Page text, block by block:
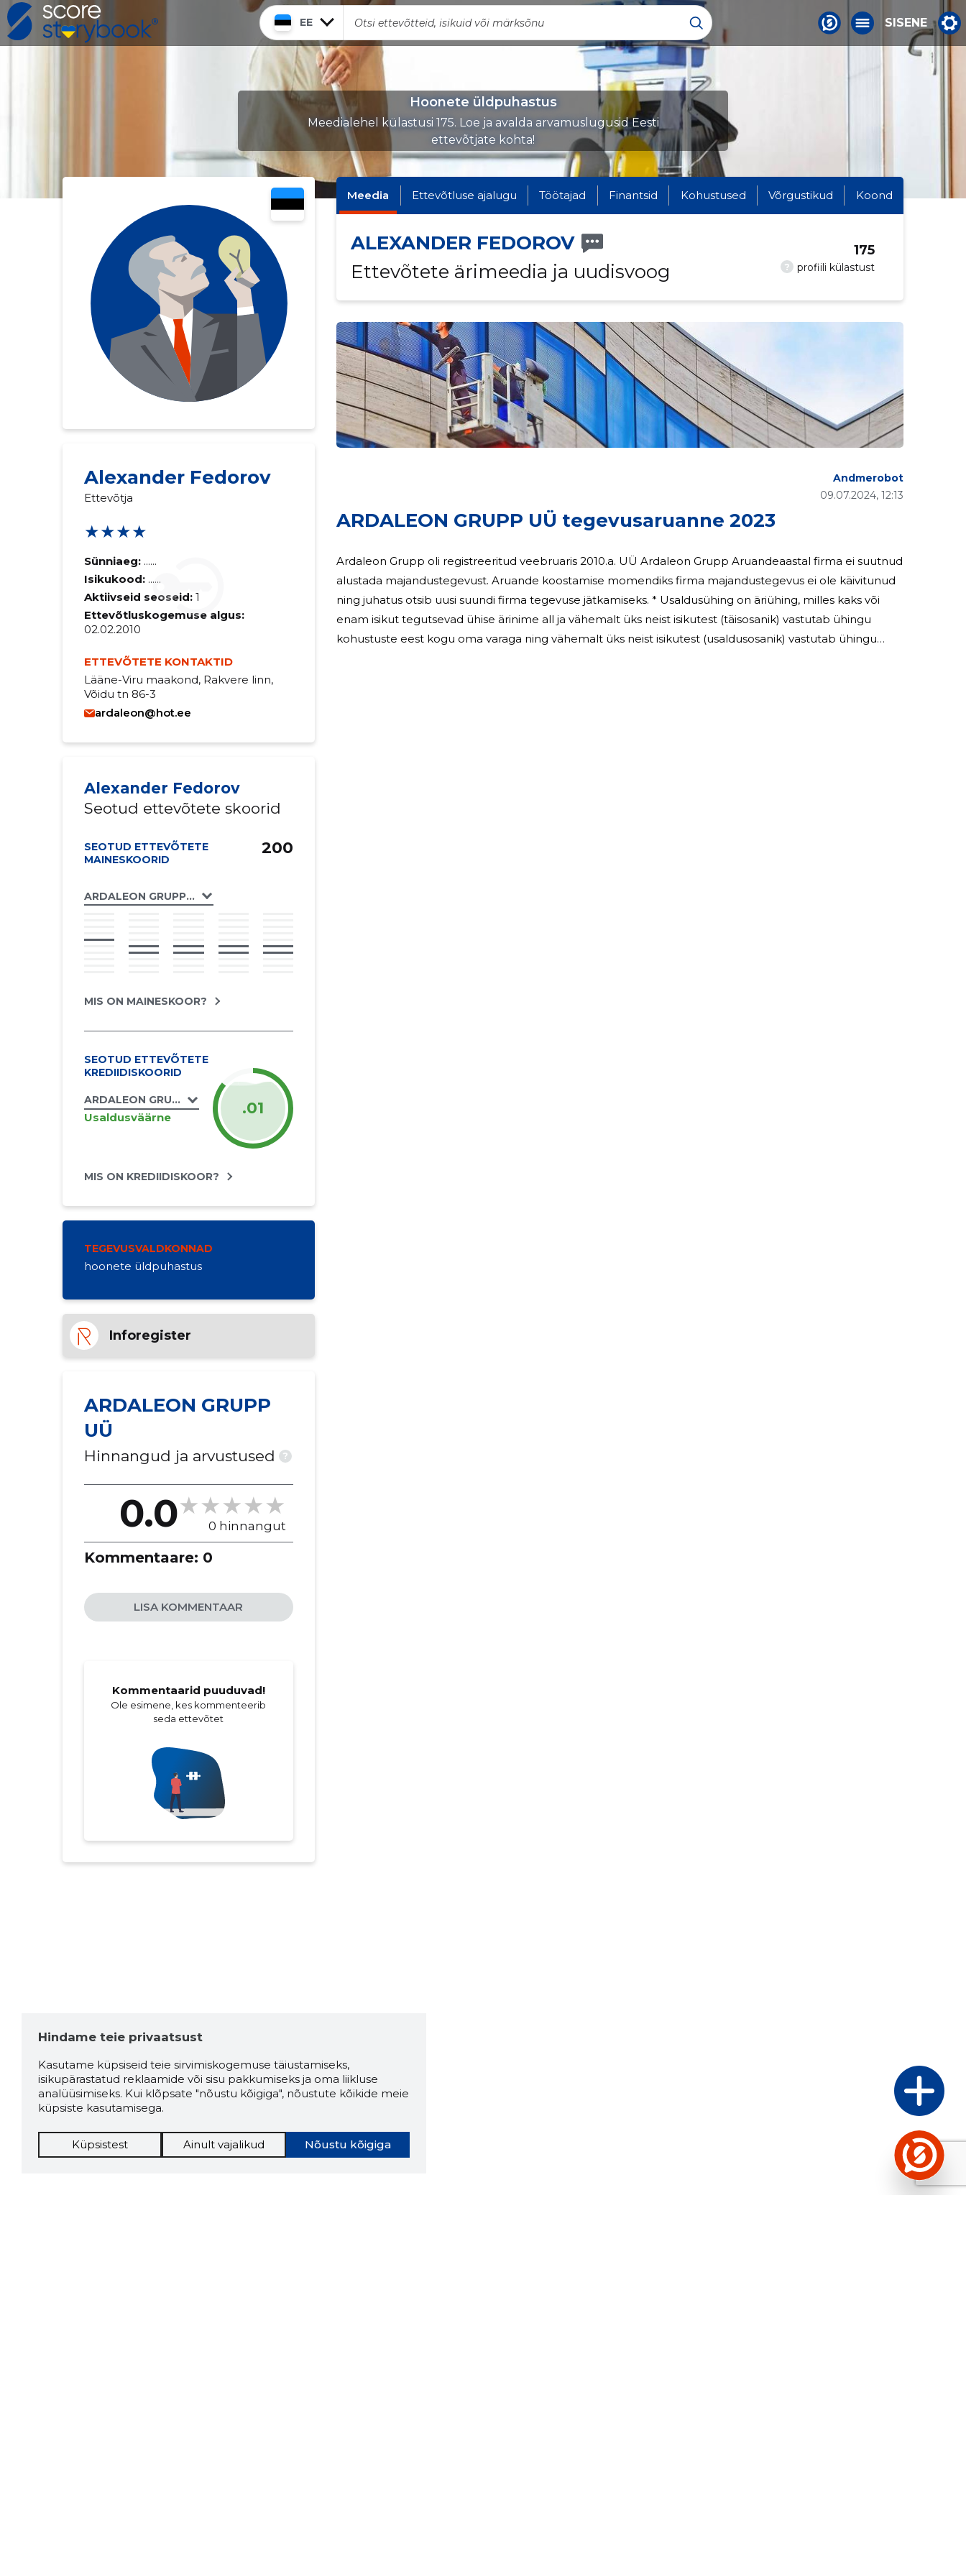
EE SISENE
Hoonete üldpuhastus
Meedialehel külastusi 175. Loe ja avalda arvamuslugusid Eesti
ettevõtjate kohta!
Alexander Fedorov
Ettevõtja
★★★★
Sünniaeg: ......
Isikukood: ......
Aktiivseid seoseid: 1
Ettevõtluskogemuse algus:
02.02.2010
ETTEVÕTETE KONTAKTID
Lääne-Viru maakond, Rakvere linn,
Võidu tn 86-3
ardaleon@hot.ee
Alexander Fedorov
Seotud ettevõtete skoorid
SEOTUD ETTEVÕTETE
MAINESKOORID
ARDALEON GRUPP UÜ
200
MIS ON MAINESKOOR?
SEOTUD ETTEVÕTETE
KREDIIDISKOORID
ARDALEON GRUPP UÜ
Usaldusväärne .01
MIS ON KREDIIDISKOOR?
TEGEVUSVALDKONNAD
hoonete üldpuhastus
Inforegister
ARDALEON GRUPP
UÜ
Hinnangud ja arvustused ?
0.0 0 hinnangut
Kommentaare: 0
LISA KOMMENTAAR
Kommentaarid puuduvad!
Ole esimene, kes kommenteerib
seda ettevõtet
Meedia Ettevõtluse ajalugu Töötajad Finantsid Kohustused Võrgustikud Koond
ALEXANDER FEDOROV
Ettevõtete ärimeedia ja uudisvoog
? profiili külastust
175
ARDALEON GRUPP UÜ tegevusaruanne 2023
09.07.2024, 12:13
Andmerobot
Ardaleon Grupp oli registreeritud veebruaris 2010.a. UÜ Ardaleon Grupp Aruandeaastal firma ei suutnud
alustada majandustegevust. Aruande koostamise momendiks firma majandustegevus ei ole käivitunud
ning juhatus otsib uusi suundi firma tegevuse jätkamiseks. * Usaldusühing on äriühing, milles kaks või
enam isikut tegutsevad ühise ärinime all ja vähemalt üks neist isikutest (täisosanik) vastutab ühingu
kohustuste eest kogu oma varaga ning vähemalt üks neist isikutest (usaldusosanik) vastutab ühingu
Hindame teie privaatsust
Kasutame küpsiseid teie sirvimiskogemuse täiustamiseks,
isikupärastatud reklaamide või sisu pakkumiseks ja oma liikluse
analüüsimiseks. Kui klõpsate "nõustu kõigiga", nõustute kõikide meie
küpsiste kasutamisega.
Nõustu kõigiga
Küpsistest Ainult vajalikud